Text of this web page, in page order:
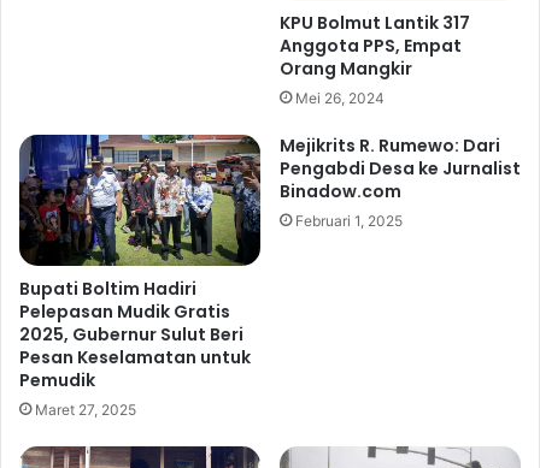
k
e
K
a
s
e
g
a
r
a
e
m
b
a
l
i
a
n
R
p
1
1
KPU Bolmut Lantik 317
Anggota PPS, Empat
Orang Mangkir
Mei 26, 2024
Bupati Boltim Hadiri
Pelepasan Mudik Gratis
2025, Gubernur Sulut Beri
Pesan Keselamatan untuk
Pemudik
Maret 27, 2025
Mejikrits R. Rumewo: Dari
Pengabdi Desa ke Jurnalist
Binadow.com
Februari 1, 2025